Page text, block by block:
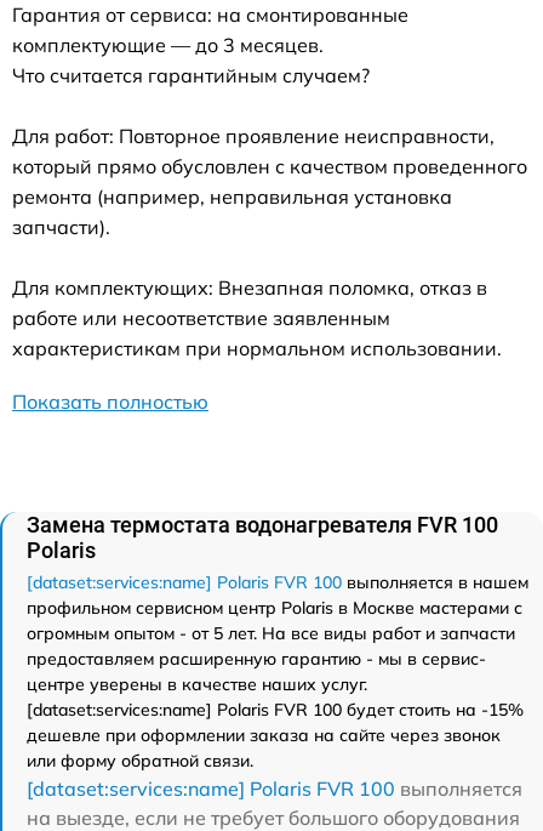
Гарантия от сервиса: на смонтированные
комплектующие — до 3 месяцев.
Что считается гарантийным случаем?
Для работ: Повторное проявление неисправности,
который прямо обусловлен с качеством проведенного
ремонта (например, неправильная установка
запчасти).
Для комплектующих: Внезапная поломка, отказ в
работе или несоответствие заявленным
характеристикам при нормальном использовании.
Показать полностью
Замена термостата водонагревателя FVR 100
Polaris
[dataset:services:name] Polaris FVR 100 выполняется в нашем
профильном сервисном центр Polaris в Москве мастерами с
огромным опытом - от 5 лет. На все виды работ и запчасти
предоставляем расширенную гарантию - мы в сервис-
центре уверены в качестве наших услуг.
[dataset:services:name] Polaris FVR 100 будет стоить на -15%
дешевле при оформлении заказа на сайте через звонок
или форму обратной связи.
[dataset:services:name] Polaris FVR 100 выполняется
на выезде, если не требует большого оборудования